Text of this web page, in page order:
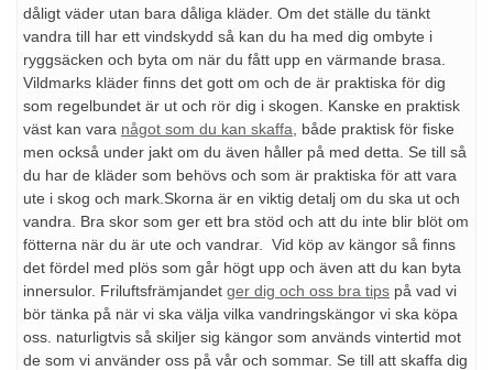
dåligt väder utan bara dåliga kläder. Om det ställe du tänkt
vandra till har ett vindskydd så kan du ha med dig ombyte i
ryggsäcken och byta om när du fått upp en värmande brasa.
Vildmarks kläder finns det gott om och de är praktiska för dig
som regelbundet är ut och rör dig i skogen. Kanske en praktisk
väst kan vara något som du kan skaffa , både praktisk för fiske
men också under jakt om du även håller på med detta. Se till så
du har de kläder som behövs och som är praktiska för att vara
ute i skog och mark.Skorna är en viktig detalj om du ska ut och
vandra. Bra skor som ger ett bra stöd och att du inte blir blöt om
fötterna när du är ute och vandrar. Vid köp av kängor så finns
det fördel med plös som går högt upp och även att du kan byta
innersulor. Friluftsfrämjandet ger dig och oss bra tips på vad vi
bör tänka på när vi ska välja vilka vandringskängor vi ska köpa
oss. naturligtvis så skiljer sig kängor som används vintertid mot
de som vi använder oss på vår och sommar. Se till att skaffa dig